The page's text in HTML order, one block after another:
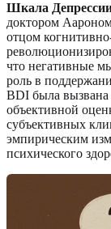
Шкала
доктором
отцом
что негативные
роль в
BDI была вызвана
объективной
субъективных
эмпирическим
психического